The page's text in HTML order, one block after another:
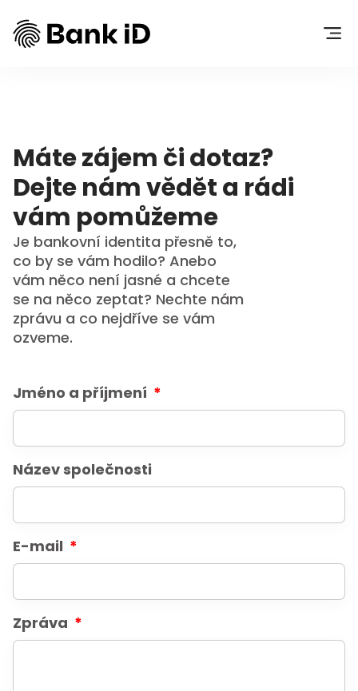
Máte zájem či dotaz?
Dejte nám vědět a rádi
vám pomůžeme
Je bankovní identita přesně to,
co by se vám hodilo? Anebo
vám něco není jasné a chcete
se na něco zeptat? Nechte nám
zprávu a co nejdříve se vám
ozveme.
Jméno a příjmení
Název společnosti
E-mail
Zpráva